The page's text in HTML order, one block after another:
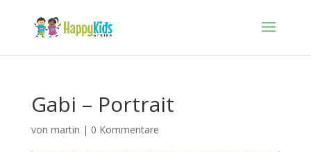
Gabi – Portrait
von martin | 0 Kommentare